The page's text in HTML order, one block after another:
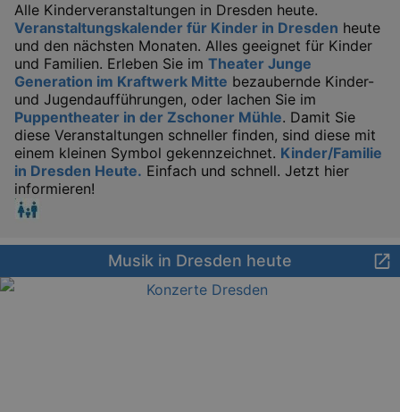
Alle Kinderveranstaltungen in Dresden heute.
Veranstaltungskalender für Kinder in Dresden heute
und den nächsten Monaten. Alles geeignet für Kinder
und Familien. Erleben Sie im Theater Junge
Generation im Kraftwerk Mitte bezaubernde Kinder-
und Jugendaufführungen, oder lachen Sie im
Puppentheater in der Zschoner Mühle. Damit Sie
diese Veranstaltungen schneller finden, sind diese mit
einem kleinen Symbol gekennzeichnet. Kinder/Familie
in Dresden Heute. Einfach und schnell. Jetzt hier
informieren!
Musik in Dresden heute